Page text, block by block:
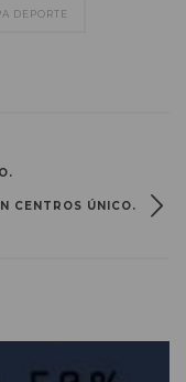
DEPORTE
CENTROS ÚNICO.